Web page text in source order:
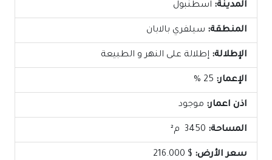
المدينة: اسطنبول
المنطقة: سيلفري بالابان
الإطلالة: إطلالة على النهر و الطبيعة
الإعمار:
اذن اعمار: موجود
المساحة: 3450 م²
سعر الأرض: $ 216.000